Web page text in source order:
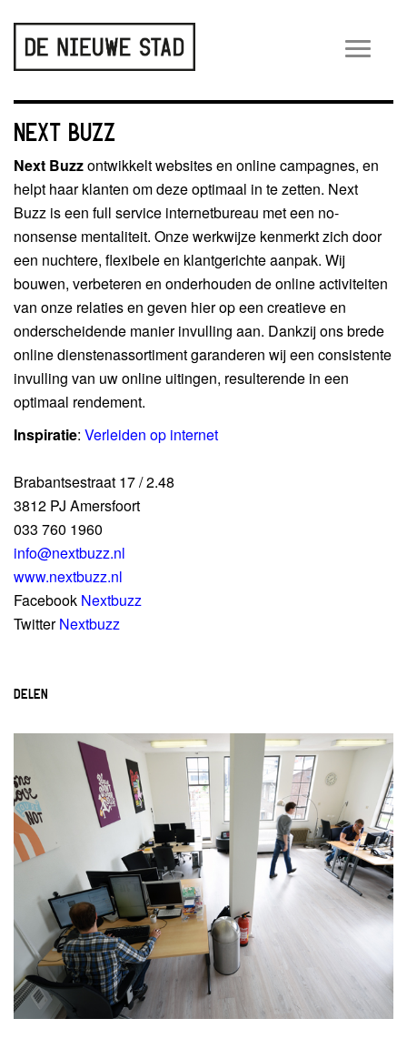
NEXT BUZZ
Next Buzzontwikkelt websites en online campagnes, en
helpt haar klanten om deze optimaal in te zetten. Next
Buzz is een full service internetbureau met een no-
nonsense mentaliteit. Onze werkwijze kenmerkt zich door
een nuchtere, flexibele en klantgerichte aanpak. Wij
bouwen, verbeteren en onderhouden de online activiteiten
van onze relaties en geven hier op een creatieve en
onderscheidende manier invulling aan. Dankzij ons brede
online dienstenassortiment garanderen wij een consistente
invulling van uw online uitingen, resulterende in een
optimaal rendement.
Inspiratie: Verleiden op internet
Brabantsestraat 17 / 2.48
3812 PJ Amersfoort
033 760 1960
info@nextbuzz.nl
www.nextbuzz.nl
Facebook Nextbuzz
TwitterNextbuzz
DELEN